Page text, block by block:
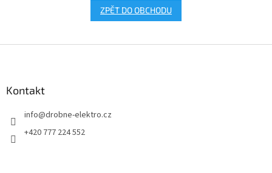
ZPĚT DO OBCHODU
Kontakt
info@drobne-elektro.cz
+420 777 224 552